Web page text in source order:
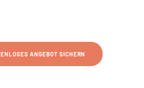
ANGEBOT SICHERN